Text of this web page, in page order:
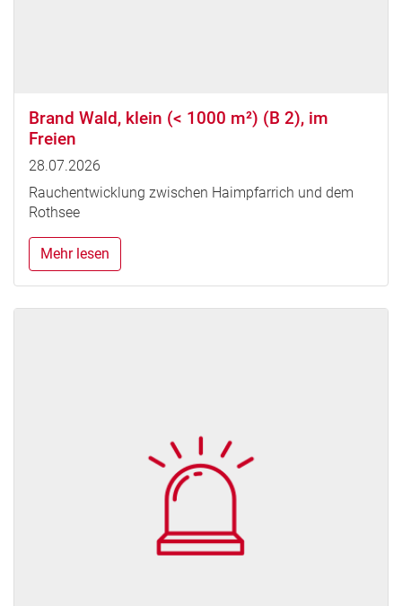
Brand Wald, klein (< 1000 m²) (B 2), im
Freien
28.07.2026
Rauchentwicklung zwischen Haimpfarrich und dem
Rothsee
Mehr lesen